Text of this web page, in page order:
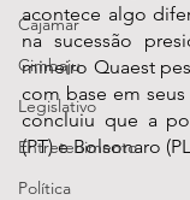
Cajamar
Cimbaju
Legislativo
Entretenimento
Política
acontece algo
na sucessão
mineiro Quaest
com base em
concluiu que a
(PT) e Bolsonaro